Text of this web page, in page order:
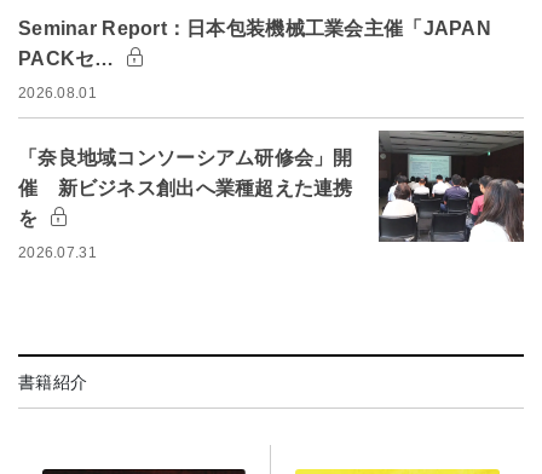
Seminar Report：日本包装機械工業会主催「JAPAN
PACKセ…
2026.08.01
「奈良地域コンソーシアム研修会」開
催 新ビジネス創出へ業種超えた連携
を
2026.07.31
書籍紹介